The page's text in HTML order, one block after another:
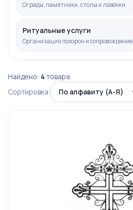
Ограды, памятники, столы и лавочки
Ритуальные услуги
Организация похорон и сопровождение
Найдено: 4 товара
Сортировка: